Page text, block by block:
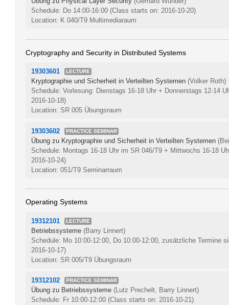
Schedule: Do 14:00-16:00 (Class starts on: 2016-10-20)
Location: K 040/T9 Multimediaraum
Cryptography and Security in Distributed Systems
19303601 LECTURE
Kryptographie und Sicherheit in Verteilten Systemen (Volker Roth)
Schedule: Vorlesung: Dienstags 16-18 Uhr + Donnerstags 12-14
2016-10-18)
Location: SR 005 Übungsraum
19303602 PRACTICE SEMINAR
Übung zu Kryptographie und Sicherheit in Verteilten Systemen
Schedule: Montags 16-18 Uhr im SR 046/T9 + Mittwochs 16-18
2016-10-24)
Location: 051/T9 Seminarraum
Operating Systems
19312101 LECTURE
Betriebssysteme (Barry Linnert)
Schedule: Mo 10:00-12:00, Do 10:00-12:00, zusätzliche Termine
2016-10-17)
Location: SR 005/T9 Übungsraum
19312102 PRACTICE SEMINAR
Übung zu Betriebssysteme (Lutz Prechelt, Barry Linnert)
Schedule: Fr 10:00-12:00 (Class starts on: 2016-10-21)